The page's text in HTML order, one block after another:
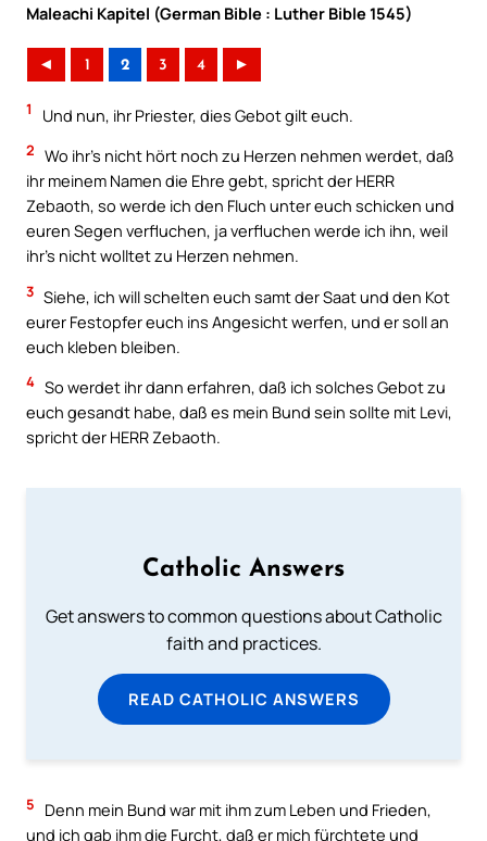
Maleachi Kapitel (German Bible : Luther Bible 1545)
◄ 1 2 3 4 ►
1 Und nun, ihr Priester, dies Gebot gilt euch.
2 Wo ihr’s nicht hört noch zu Herzen nehmen werdet, daß
ihr meinem Namen die Ehre gebt, spricht der HERR
Zebaoth, so werde ich den Fluch unter euch schicken und
euren Segen verfluchen, ja verfluchen werde ich ihn, weil
ihr’s nicht wolltet zu Herzen nehmen.
3 Siehe, ich will schelten euch samt der Saat und den Kot
eurer Festopfer euch ins Angesicht werfen, und er soll an
euch kleben bleiben.
4 So werdet ihr dann erfahren, daß ich solches Gebot zu
euch gesandt habe, daß es mein Bund sein sollte mit Levi,
spricht der HERR Zebaoth.
Catholic Answers
Get answers to common questions about Catholic
faith and practices.
READ CATHOLIC ANSWERS
5
Denn mein Bund war mit ihm zum Leben und Frieden,
und ich gab ihm die Furcht, daß er mich fürchtete und